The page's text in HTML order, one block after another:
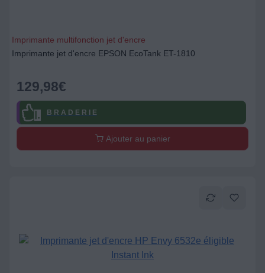
Imprimante multifonction jet d'encre
Imprimante jet d'encre EPSON EcoTank ET-1810
129,98€
B R A D E R I E
Ajouter au panier